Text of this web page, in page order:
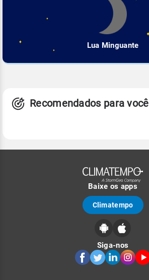
Lua Minguante
Recomendados para você
Baixe os apps
Climatempo
Siga-nos